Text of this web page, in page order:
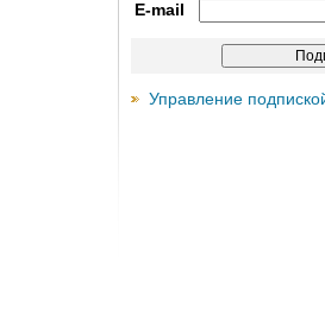
E-mail
Управление